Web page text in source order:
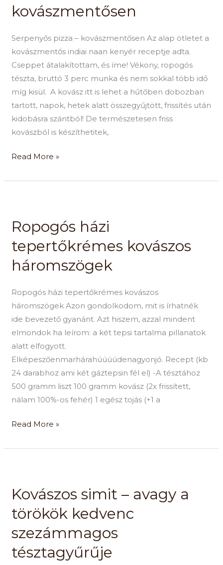
kovászmentősen
Serpenyős pizza – kovászmentősen Az alap ötletet a
kovászmentős indiai naan kenyér receptje adta.
Cseppet átalakítottam, és íme! Vékony, ropogós
tészta, bruttó 3 perc munka és nem sokkal több idő
míg kisül. A kovász itt is lehet a hűtőben dobozban
tartott, napok, hetek alatt összegyűjtött, frissítés után
kidobásra szántból! De természetesen friss
kovászból is készíthetitek,
kovászmentősen
Read More »
Ropogós házi
tepertőkrémes kovászos
háromszögek
Ropogós házi tepertőkrémes kovászos
háromszögek Azon gondolkodom, mit is írhatnék
ide bevezető gyanánt. Azt hiszem, azzal mindent
elmondok ha leírom: a két tepsi tartalma pillanatok
alatt elfogyott.
Elképeszőenmarhárahúúúúdenagyonjó. Recept (kb
24 darabhoz ami két gáztepsin fél el) -A tésztához
500 gramm liszt 100 gramm kovász (2x frissített,
nálam 100%-os fehér) 1 egész tojás (+1 a
tepertőkrémes
háromszögek
Read More »
Kovászos simit – avagy a
törökök kedvenc
szezámmagos
tésztagyűrűje
–
avagy
a
törökök
kedvenc
szezámmagos